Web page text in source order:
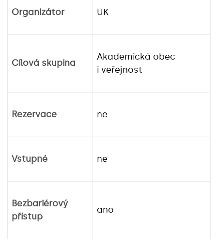
Organizátor UK
Cílová skupina
Akademická obec
i veřejnost
Rezervace ne
Vstupné ne
Bezbariérový
přístup
ano